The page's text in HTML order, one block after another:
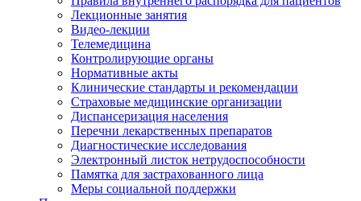
Лекционные занятия
Видео-лекции
Телемедицина
Контролирующие органы
Нормативные акты
Клинические стандарты и рекомендации
Страховые медицинские организации
Диспансеризация населения
Перечни лекарственных препаратов
Диагностические исследования
Электронный листок нетрудоспособности
Памятка для застрахованного лица
Меры социальной поддержки